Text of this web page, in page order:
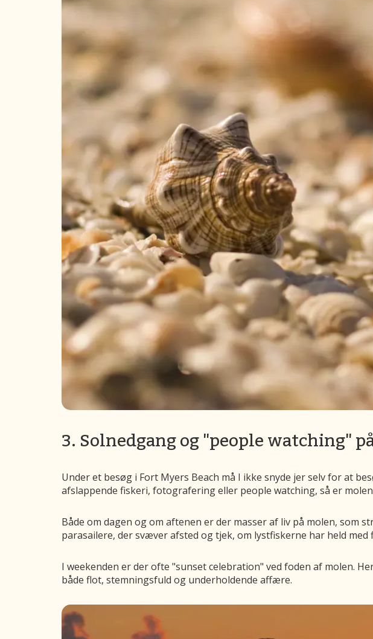
3. Solnedgang og "people watching"
Under et besøg i Fort Myers Beach må I ikke snyde jer selv for at
afslappende fiskeri, fotografering eller people watching, så er
Både om dagen og om aftenen er der masser af liv på molen, som
parasailere, der svæver afsted og tjek, om lystfiskerne har held med
I weekenden er der ofte "sunset celebration" ved foden af molen.
både flot, stemningsfuld og underholdende affære.